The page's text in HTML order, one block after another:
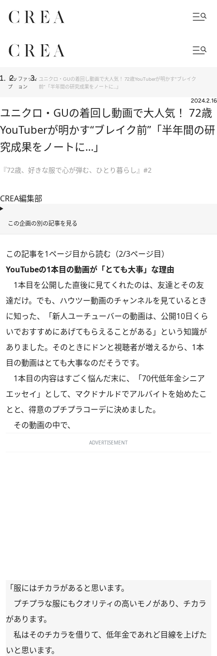
トッ
プ
ファッシ
ョン
ユニクロ・GUの着回し動画で大人気！ 72歳YouTuberが明かす“ブレイク
前”「半年間の研究成果をノートに…」
2024.2.16
ユニクロ・GUの着回し動画で大人気！ 72歳
YouTuberが明かす“ブレイク前”「半年間の研
究成果をノートに…」
『72歳、好きな服で心が弾む、ひとり暮らし』#2
CREA編集部
この企画の別の記事を見る
この記事を1ページ目から読む（2/3ページ目）
YouTubeの1本目の動画が「とても大事」な理由
1本目を公開した直後に見てくれたのは、友達とその友
達だけ。でも、ハウツー動画のチャンネルを見ているとき
に知った、「新人ユーチューバーの動画は、公開10日くら
いでおすすめにあげてもらえることがある」という知識が
ありました。そのときにドンと視聴者が増えるから、1本
目の動画はとても大事なのだそうです。
1本目の内容はすごく悩んだ末に、「70代低年金シニア
エッセイ」として、マクドナルドでアルバイトを始めたこ
とと、得意のプチプラコーデに決めました。
その動画の中で、
ADVERTISEMENT
「服にはチカラがあると思います。
プチプラな服にもクオリティの高いモノがあり、チカラ
があります。
私はそのチカラを借りて、低年金であれど目線を上げた
いと思います。